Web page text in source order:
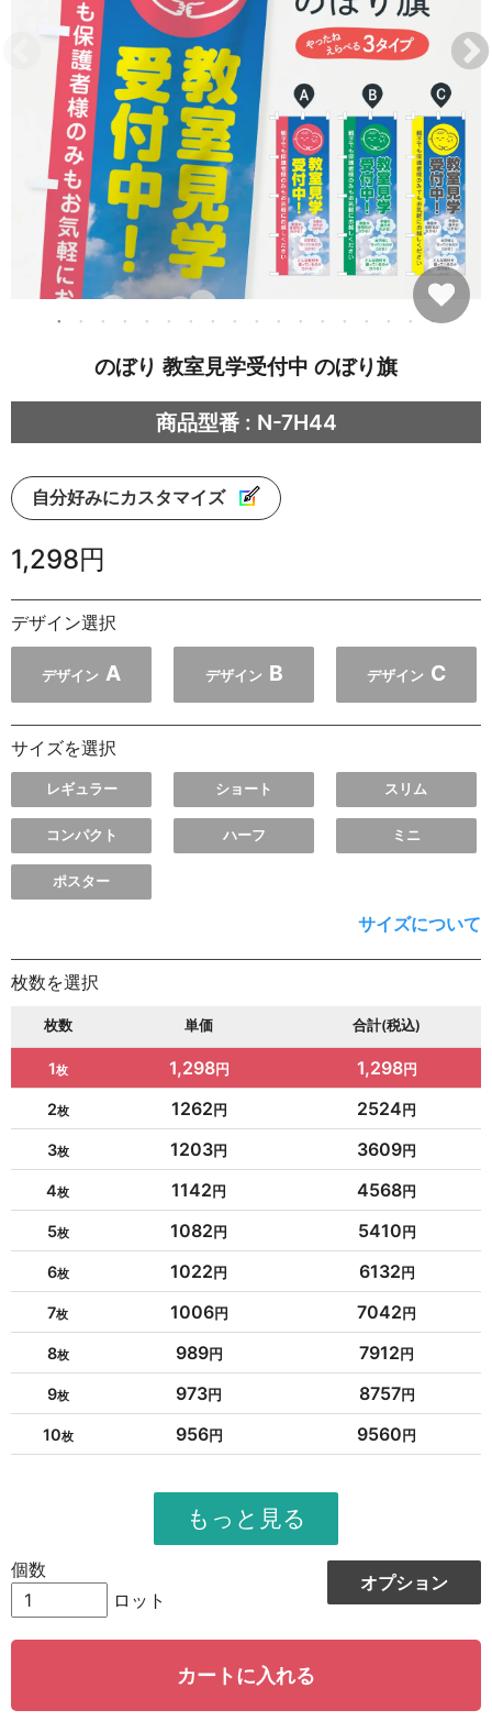
のぼり 教室見学受付中 のぼり旗
商品型番 : N-7H44
自分好みにカスタマイズ
1,298円
デザイン選択
デザイン A デザイン B デザイン C
サイズを選択
レギュラー ショート スリム
コンパクト ハーフ ミニ
ポスター
サイズについて
枚数を選択
枚数 単価 合計(税込)
1 1,298 1,298
2 1262 2524
3 1203 3609
4 1142 4568
5 1082 5410
6 1022 6132
7 1006 7042
8 989 7912
9 973 8757
10 956 9560
951
12324
13216
15 942 14130
939
オプション
個数
ロット
カートに入れる